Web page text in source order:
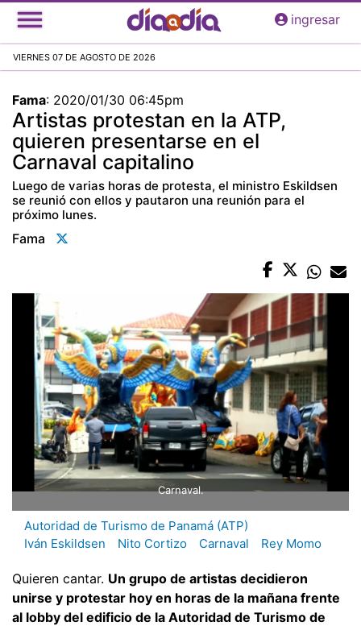
Pasar
al
principal
ingresar
VIERNES 07 DE AGOSTO DE 2026
Fama: 2020/01/30 06:45pm
Artistas protestan en la ATP,
quieren presentarse en el
Carnaval capitalino
Luego de varias horas de protesta, el ministro Eskildsen
se reunió con ellos y pautaron una reunión para el
próximo lunes.
Fama
Carnaval.
Autoridad de Turismo de Panamá (ATP)
Iván Eskildsen
Nito Cortizo Carnaval Rey Momo
Quieren cantar. Un grupo de artistas decidieron
unirse y protestar hoy en horas de la mañana frente
al lobby del edificio de la Autoridad de Turismo de